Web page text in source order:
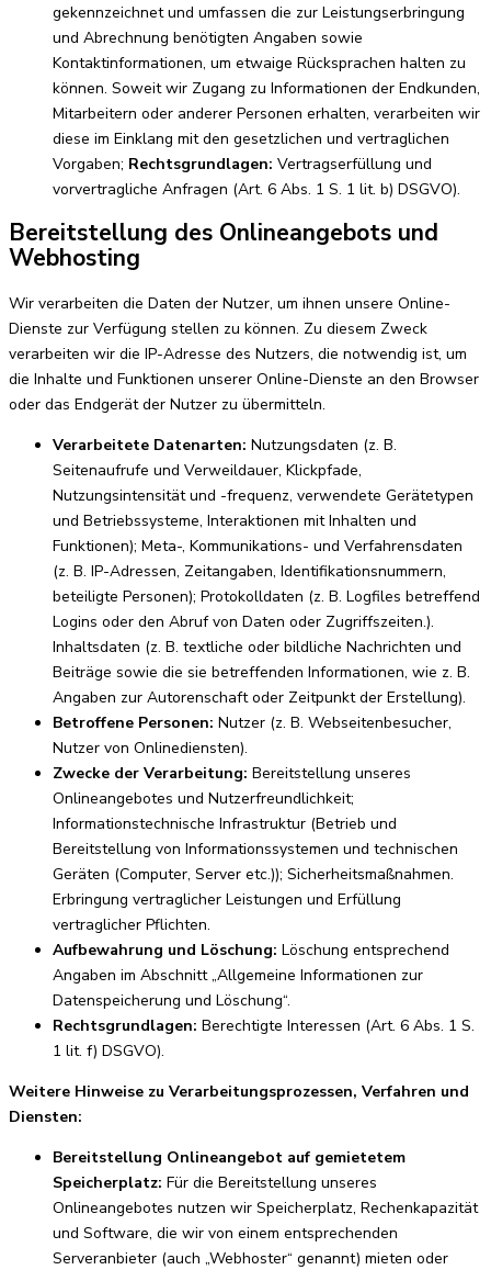
gekennzeichnet und umfassen die zur Leistungserbringung
und Abrechnung benötigten Angaben sowie
Kontaktinformationen, um etwaige Rücksprachen halten zu
können. Soweit wir Zugang zu Informationen der Endkunden,
Mitarbeitern oder anderer Personen erhalten, verarbeiten wir
diese im Einklang mit den gesetzlichen und vertraglichen
Vorgaben; Rechtsgrundlagen: Vertragserfüllung und
vorvertragliche Anfragen (Art. 6 Abs. 1 S. 1 lit. b) DSGVO).
Bereitstellung des Onlineangebots und
Webhosting
Wir verarbeiten die Daten der Nutzer, um ihnen unsere Online-
Dienste zur Verfügung stellen zu können. Zu diesem Zweck
verarbeiten wir die IP-Adresse des Nutzers, die notwendig ist, um
die Inhalte und Funktionen unserer Online-Dienste an den Browser
oder das Endgerät der Nutzer zu übermitteln.
Verarbeitete Datenarten: Nutzungsdaten (z. B.
Seitenaufrufe und Verweildauer, Klickpfade,
Nutzungsintensität und -frequenz, verwendete Gerätetypen
und Betriebssysteme, Interaktionen mit Inhalten und
Funktionen); Meta-, Kommunikations- und Verfahrensdaten
(z. B. IP-Adressen, Zeitangaben, Identifikationsnummern,
beteiligte Personen); Protokolldaten (z. B. Logfiles betreffend
Logins oder den Abruf von Daten oder Zugriffszeiten.).
Inhaltsdaten (z. B. textliche oder bildliche Nachrichten und
Beiträge sowie die sie betreffenden Informationen, wie z. B.
Angaben zur Autorenschaft oder Zeitpunkt der Erstellung).
Betroffene Personen: Nutzer (z. B. Webseitenbesucher,
Nutzer von Onlinediensten).
Zwecke der Verarbeitung: Bereitstellung unseres
Onlineangebotes und Nutzerfreundlichkeit;
Informationstechnische Infrastruktur (Betrieb und
Bereitstellung von Informationssystemen und technischen
Geräten (Computer, Server etc.)); Sicherheitsmaßnahmen.
Erbringung vertraglicher Leistungen und Erfüllung
vertraglicher Pflichten.
Aufbewahrung und Löschung: Löschung entsprechend
Angaben im Abschnitt „Allgemeine Informationen zur
Datenspeicherung und Löschung“.
Rechtsgrundlagen: Berechtigte Interessen (Art. 6 Abs. 1 S.
1 lit. f) DSGVO).
Weitere Hinweise zu Verarbeitungsprozessen, Verfahren und
Diensten:
Bereitstellung Onlineangebot auf gemietetem
Speicherplatz: Für die Bereitstellung unseres
Onlineangebotes nutzen wir Speicherplatz, Rechenkapazität
und Software, die wir von einem entsprechenden
Serveranbieter (auch „Webhoster“ genannt) mieten oder